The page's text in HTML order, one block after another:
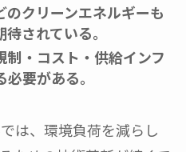
のクリーンエネルギーも
されている。
・コスト・供給インフ
要がある。
は、環境負荷を減らし